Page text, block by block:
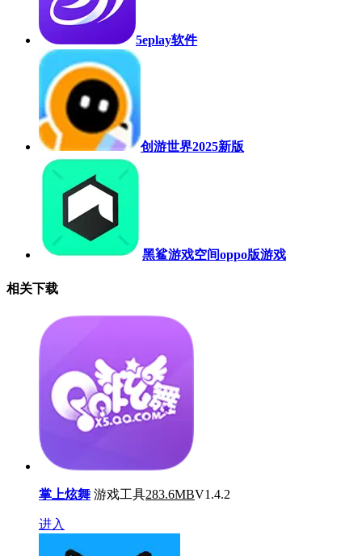
5eplay软件
创游世界2025新版
黑鲨游戏空间oppo版游戏
相关下载
掌上炫舞 游戏工具283.6MBV1.4.2
进入